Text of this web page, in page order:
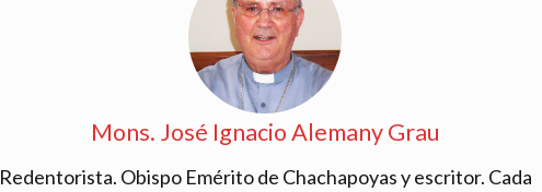
Mons. José Ignacio Alemany Grau
Redentorista. Obispo Emérito de Chachapoyas y escritor. Cada